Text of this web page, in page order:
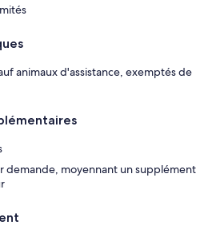
animaux d'assistance, exemptés de
demande, moyennant un supplément